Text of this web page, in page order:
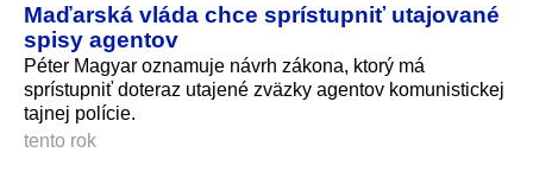
Maďarská vláda chce sprístupniť utajované
spisy agentov
Péter Magyar oznamuje návrh zákona, ktorý má
sprístupniť doteraz utajené zväzky agentov komunistickej
tajnej polície.
tento rok